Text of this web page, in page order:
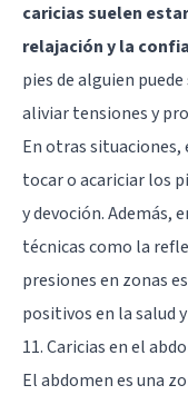
caricias suelen
relajación y la
pies de alguien
aliviar tensiones y
En otras
tocar o acariciar los
y devoción. Además,
técnicas como la
presiones en zonas
positivos en la salud
11. Caricias en el
El abdomen es una